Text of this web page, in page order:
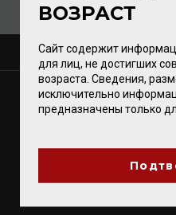
О КОМПАНИИ
МАГАЗИНЫ
Гурьевск
ВОЗРАСТ
Сайт содержит
для лиц, не достигших
возраста. Сведения,
исключительно
предназначены только